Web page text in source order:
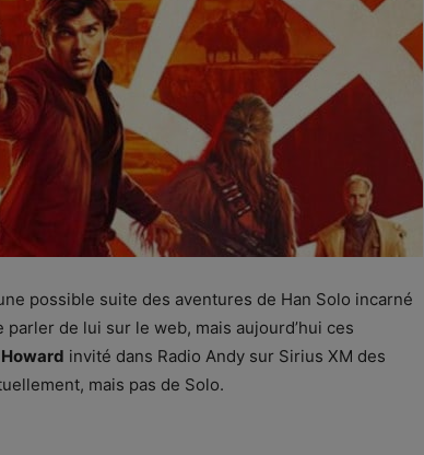
possible suite des aventures de Han Solo incarné
de lui sur le web, mais aujourd’hui ces
Howard invité dans Radio Andy sur Sirius XM des
mais pas de Solo.